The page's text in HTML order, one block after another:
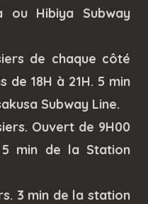
ou Hibiya Subway
de chaque côté
de 18H à 21H. 5 min
Subway Line.
Ouvert de 9H00
5 min de la Station
3 min de la station